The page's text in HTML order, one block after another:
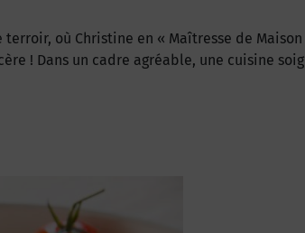
où Christine en « Maîtresse de
! Dans un cadre agréable, une cuisine